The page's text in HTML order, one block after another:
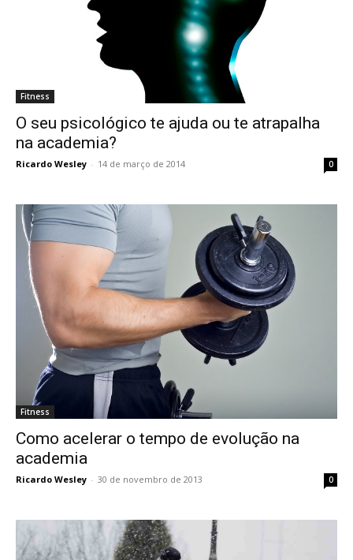
Fitness
O seu psicológico te ajuda ou te atrapalha
na academia?
Ricardo Wesley - 14 de março de 2014 0
Fitness
Como acelerar o tempo de evolução na
academia
Ricardo Wesley - 30 de novembro de 2013 0